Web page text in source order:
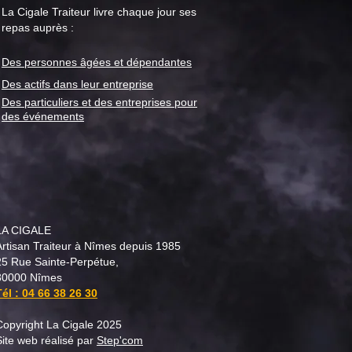
de porc à la provençale
et recette par La
Traiteur
La Cigale Traiteur livre chaque jour ses
repas auprès :
Des personnes âgées et dépendantes
Des actifs dans leur entreprise
Des particuliers et des entreprises pour
des événements
CIGALE
Traiteur à Nîmes depuis 1985
Rue Sainte-Perpétue,
Nîmes
: 04 66 38 26 30
La Cigale 2025
web réalisé par Step'com